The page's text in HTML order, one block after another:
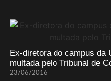
Ex-diretora do campus da
multada pelo Tribunal de
23/06/2016